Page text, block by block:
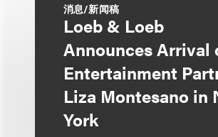
消息/新闻稿
Loeb & Loeb
Announces Arrival
Entertainment
Liza Montesano in
York